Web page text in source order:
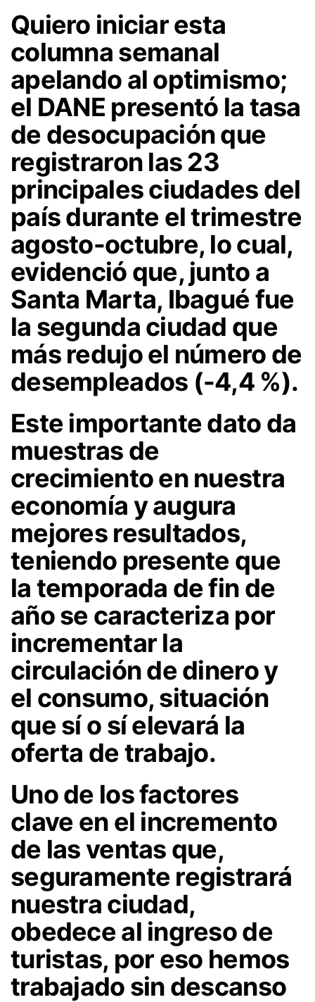
Quiero iniciar esta
columna semanal
apelando al optimismo;
el DANE presentó la tasa
de desocupación que
registraron las 23
principales ciudades del
país durante el trimestre
agosto-octubre, lo cual,
evidenció que, junto a
Santa Marta, Ibagué fue
la segunda ciudad que
más redujo el número de
desempleados (-4,4 %).
Este importante dato da
muestras de
crecimiento en nuestra
economía y augura
mejores resultados,
teniendo presente que
la temporada de fin de
año se caracteriza por
incrementar la
circulación de dinero y
el consumo, situación
que sí o sí elevará la
oferta de trabajo.
Uno de los factores
clave en el incremento
de las ventas que,
seguramente registrará
nuestra ciudad,
obedece al ingreso de
turistas, por eso hemos
trabajado sin descanso